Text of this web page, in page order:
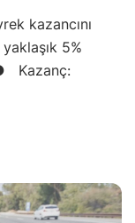
kazancını
5%
Kazanç: